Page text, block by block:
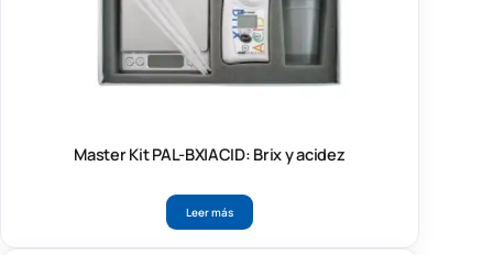
Master Kit PAL-BX|ACID: Brix y acidez
Leer más